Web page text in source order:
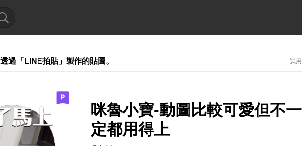
過「LINE拍貼」製作的貼圖。 試用
咪魯小寶-動圖比較可愛但不一
定都用得上